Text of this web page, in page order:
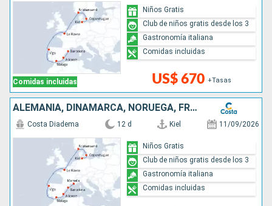
Comidas incluidas US$ 670 +Tasas
Niños Gratis
Club de niños gratis desde los 3
Gastronomía italiana
Comidas incluidas
ALEMANIA, DINAMARCA, NORUEGA, FRANCIA, ESPAÑA
Costa Diadema 12 d Kiel 11/09/2026
Niños Gratis
Club de niños gratis desde los 3
Gastronomía italiana
Comidas incluidas